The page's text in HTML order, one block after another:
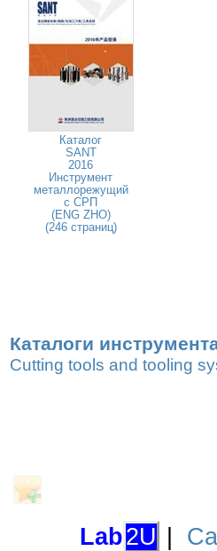
Каталог
SANT
2016
Инструмент
металлорежущий
с СРП
(ENG ZHO)
(246 страниц)
Каталоги
Cutting tools and tooling
Lab2U